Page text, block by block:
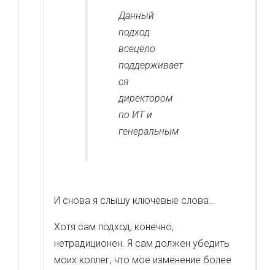
Данный
подход
всецело
поддерживает
ся
директором
по ИТ и
генеральным
И снова я слышу ключевые слова…
Хотя сам подход, конечно,
нетрадиционен. Я сам должен убедить
моих коллег, что мое изменение более